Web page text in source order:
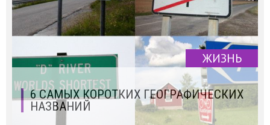
ЖИЗНЬ
6 САМЫХ КОРОТКИХ ГЕОГРАФИЧЕСКИХ
НАЗВАНИЙ